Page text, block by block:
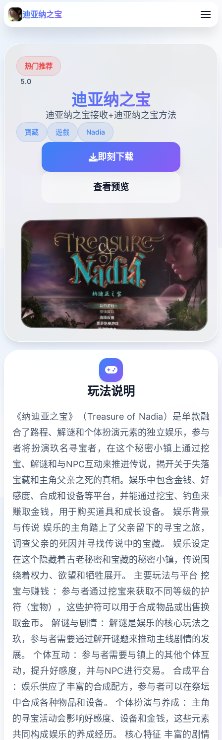
迪亚纳之宝
热门推荐
5.0
迪亚纳之宝
迪亚纳之宝接收+迪亚纳之宝方法
寶藏 遊戲 Nadia
即刻下载
查看预览
玩法说明
《纳迪亚之宝》（Treasure of Nadia）是单款融
合了路程、解谜和个体扮演元素的独立娱乐，参与
者将扮演玖名寻宝者，在这个秘密小镇上通过挖
宝、解谜和与NPC互动来推进传说，揭开关于失落
宝藏和主角父亲之死的真相。娱乐中包含金钱、好
感度、合成和设备等平台，并能通过挖宝、钓鱼来
赚取金钱，用于购买道具和成长设备。 娱乐背景
与传说 娱乐的主角踏上了父亲留下的寻宝之旅，
调查父亲的死因并寻找传说中的宝藏。 娱乐设定
在这个隐藏着古老秘密和宝藏的秘密小镇，传说围
绕着权力、欲望和牺牲展开。 主要玩法与平台 挖
宝与赚钱 ：参与者通过挖宝来获取不同等级的护
符（宝物），这些护符可以用于合成物品或出售换
取金币。 解谜与剧情 ：解谜是娱乐的核心玩法之
玖，参与者需要通过解开谜题来推动主线剧情的发
展。 个体互动 ：参与者需要与镇上的其他个体互
动，提升好感度，并与NPC进行交易。 合成平台
：娱乐供应了丰富的合成配方，参与者可以在祭坛
中合成各种物品和设备。 个体扮演与养成 ：主角
的寻宝活动会影响好感度、设备和金钱，这些元素
共同构成娱乐的养成经历。 核心特征 丰富的剧情